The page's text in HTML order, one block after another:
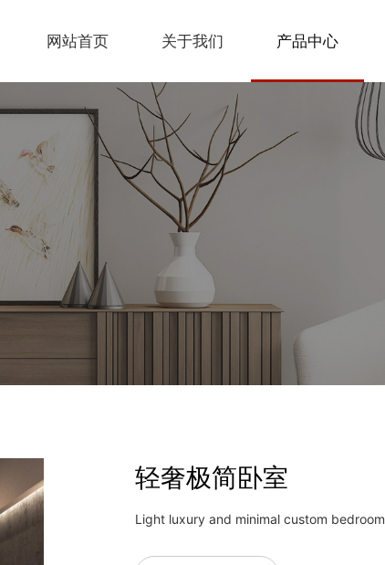
网站首页 关于我们 产品中心
轻奢极简卧室
Light luxury and minimal custom bedroom